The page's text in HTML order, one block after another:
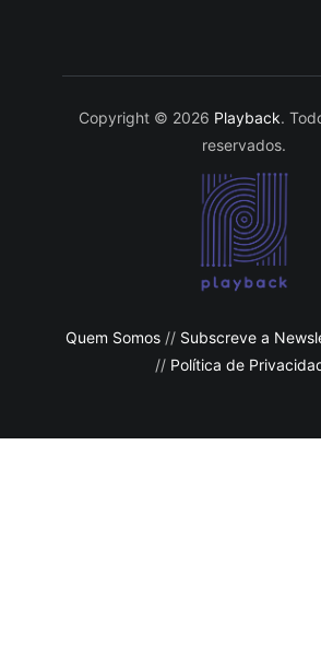
Copyright © 2026 Playback.
reservados.
Quem Somos // Subscreve a
// Política de